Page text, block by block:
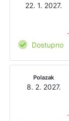
22. 1. 2027.
Dostupno
Polazak
8. 2. 2027.